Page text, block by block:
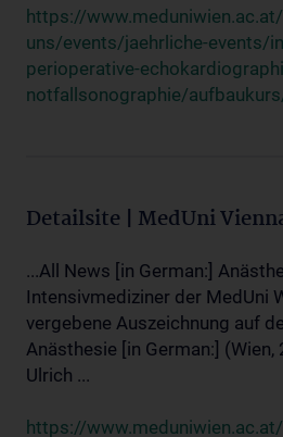
https://
uns/events/jaehrliche-events/
perioperative-
notfallsonographie/
Detailsite | MedUni
...All News [in German:]
Intensivmediziner der MedUni
vergebene Auszeichnung auf
Anästhesie [in German:]
Ulrich ...
https://